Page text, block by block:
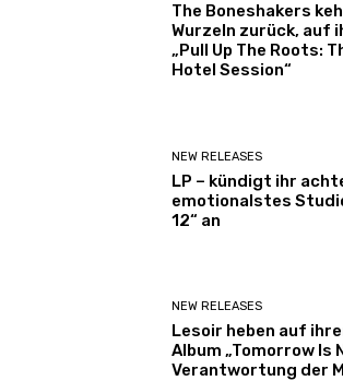
The Boneshakers
Wurzeln zurück, auf
„Pull Up The Roots:
Hotel Session“
NEW RELEASES
LP – kündigt ihr
emotionalstes
12“ an
NEW RELEASES
Lesoir heben auf
Album „Tomorrow Is
Verantwortung der